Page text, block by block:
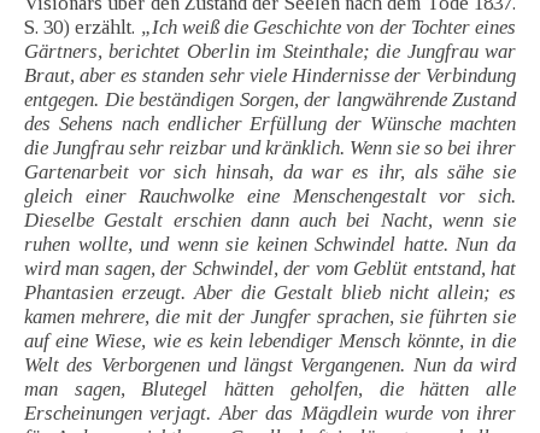
S. 30) erzählt. „Ich weiß die Geschichte von der Tochter eines
Gärtners, berichtet Oberlin im Steinthale; die Jungfrau war
Braut, aber es standen sehr viele Hindernisse der Verbindung
entgegen. Die beständigen Sorgen, der langwährende Zustand
des Sehens nach endlicher Erfüllung der Wünsche machten
die Jungfrau sehr reizbar und kränklich. Wenn sie so bei ihrer
Gartenarbeit vor sich hinsah, da war es ihr, als sähe sie
gleich einer Rauchwolke eine Menschengestalt vor sich.
Dieselbe Gestalt erschien dann auch bei Nacht, wenn sie
ruhen wollte, und wenn sie keinen Schwindel hatte. Nun da
wird man sagen, der Schwindel, der vom Geblüt entstand, hat
Phantasien erzeugt. Aber die Gestalt blieb nicht allein; es
kamen mehrere, die mit der Jungfer sprachen, sie führten sie
auf eine Wiese, wie es kein lebendiger Mensch könnte, in die
Welt des Verborgenen und längst Vergangenen. Nun da wird
man sagen, Blutegel hätten geholfen, die hätten alle
Erscheinungen verjagt. Aber das Mägdlein wurde von ihrer